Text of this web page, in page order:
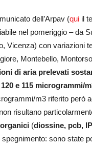
dell’Arpav (qui il
nel pomeriggio – da
Vicenza) con variazioni
Montebello,
di aria prelevati
120 e 115 microgrammi/
m3 riferito però
risultano
(diossine, pcb,
sono state